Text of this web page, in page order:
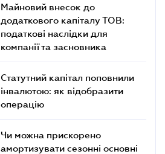
Майновий внесок до
додаткового капіталу ТОВ:
податкові наслідки для
компанії та засновника
Статутний капітал поповнили
інвалютою: як відобразити
операцію
Чи можна прискорено
амортизувати сезонні основні